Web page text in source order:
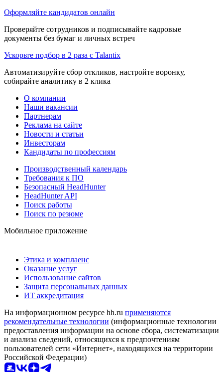
Оформляйте кандидатов онлайн
Проверяйте сотрудников и подписывайте кадровые
документы без бумаг и личных встреч
Ускорьте подбор в 2 раза с Talantix
Автоматизируйте сбор откликов, настройте воронку,
собирайте аналитику в 2 клика
О компании
Наши вакансии
Партнерам
Реклама на сайте
Новости и статьи
Инвесторам
Кандидаты по профессиям
Производственный календарь
Требования к ПО
Безопасный HeadHunter
HeadHunter API
Поиск работы
Поиск по резюме
Мобильное приложение
Этика и комплаенс
Оказание услуг
Использование сайтов
Защита персональных данных
ИТ аккредитация
На информационном ресурсе hh.ru применяются
рекомендательные технологии (информационные технологии
предоставления информации на основе сбора, систематизации
и анализа сведений, относящихся к предпочтениям
пользователей сети «Интернет», находящихся на территории
Российской Федерации)